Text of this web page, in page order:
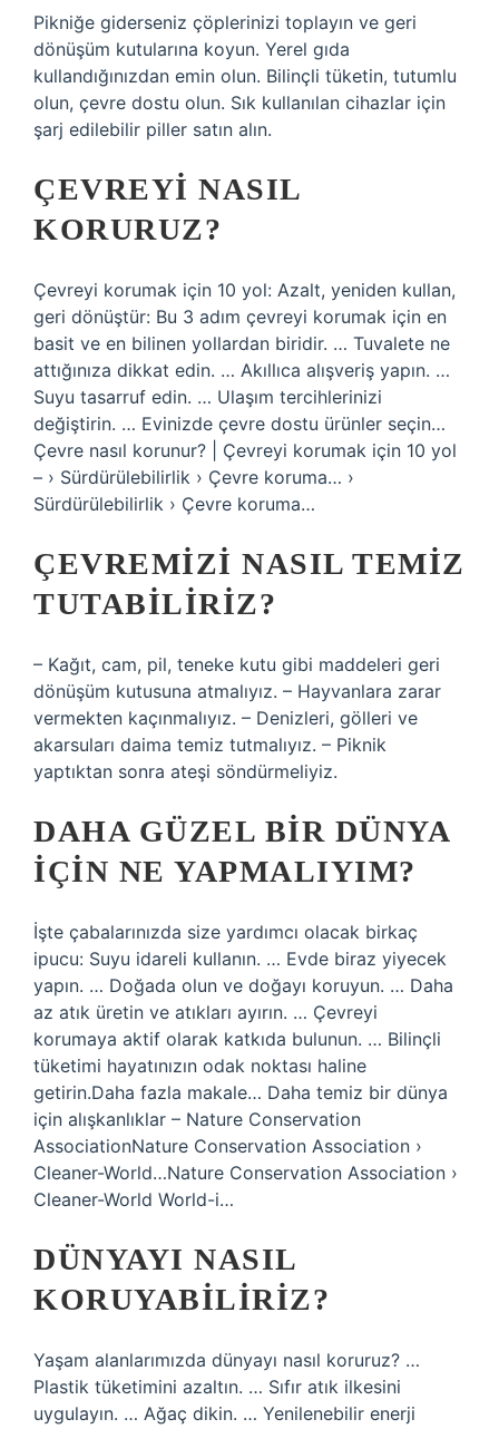
Pikniğe giderseniz çöplerinizi toplayın ve geri
dönüşüm kutularına koyun. Yerel gıda
kullandığınızdan emin olun. Bilinçli tüketin, tutumlu
olun, çevre dostu olun. Sık kullanılan cihazlar için
şarj edilebilir piller satın alın.
ÇEVREYI NASIL
KORURUZ?
Çevreyi korumak için 10 yol: Azalt, yeniden kullan,
geri dönüştür: Bu 3 adım çevreyi korumak için en
basit ve en bilinen yollardan biridir. … Tuvalete ne
attığınıza dikkat edin. … Akıllıca alışveriş yapın. …
Suyu tasarruf edin. … Ulaşım tercihlerinizi
değiştirin. … Evinizde çevre dostu ürünler seçin…
Çevre nasıl korunur? | Çevreyi korumak için 10 yol
– › Sürdürülebilirlik › Çevre koruma… ›
Sürdürülebilirlik › Çevre koruma…
ÇEVREMIZI NASIL TEMIZ
TUTABILIRIZ?
– Kağıt, cam, pil, teneke kutu gibi maddeleri geri
dönüşüm kutusuna atmalıyız. – Hayvanlara zarar
vermekten kaçınmalıyız. – Denizleri, gölleri ve
akarsuları daima temiz tutmalıyız. – Piknik
yaptıktan sonra ateşi söndürmeliyiz.
DAHA GÜZEL BIR DÜNYA
IÇIN NE YAPMALIYIM?
İşte çabalarınızda size yardımcı olacak birkaç
ipucu: Suyu idareli kullanın. … Evde biraz yiyecek
yapın. … Doğada olun ve doğayı koruyun. … Daha
az atık üretin ve atıkları ayırın. … Çevreyi
korumaya aktif olarak katkıda bulunun. … Bilinçli
tüketimi hayatınızın odak noktası haline
getirin.Daha fazla makale… Daha temiz bir dünya
için alışkanlıklar – Nature Conservation
AssociationNature Conservation Association ›
Cleaner-World…Nature Conservation Association ›
Cleaner-World World-i…
DÜNYAYI NASIL
KORUYABILIRIZ?
Yaşam alanlarımızda dünyayı nasıl koruruz? …
Plastik tüketimini azaltın. … Sıfır atık ilkesini
uygulayın. … Ağaç dikin. … Yenilenebilir enerji